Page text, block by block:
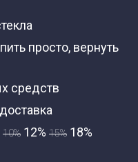
просто, вернуть
средств
10% 12% 15% 18%